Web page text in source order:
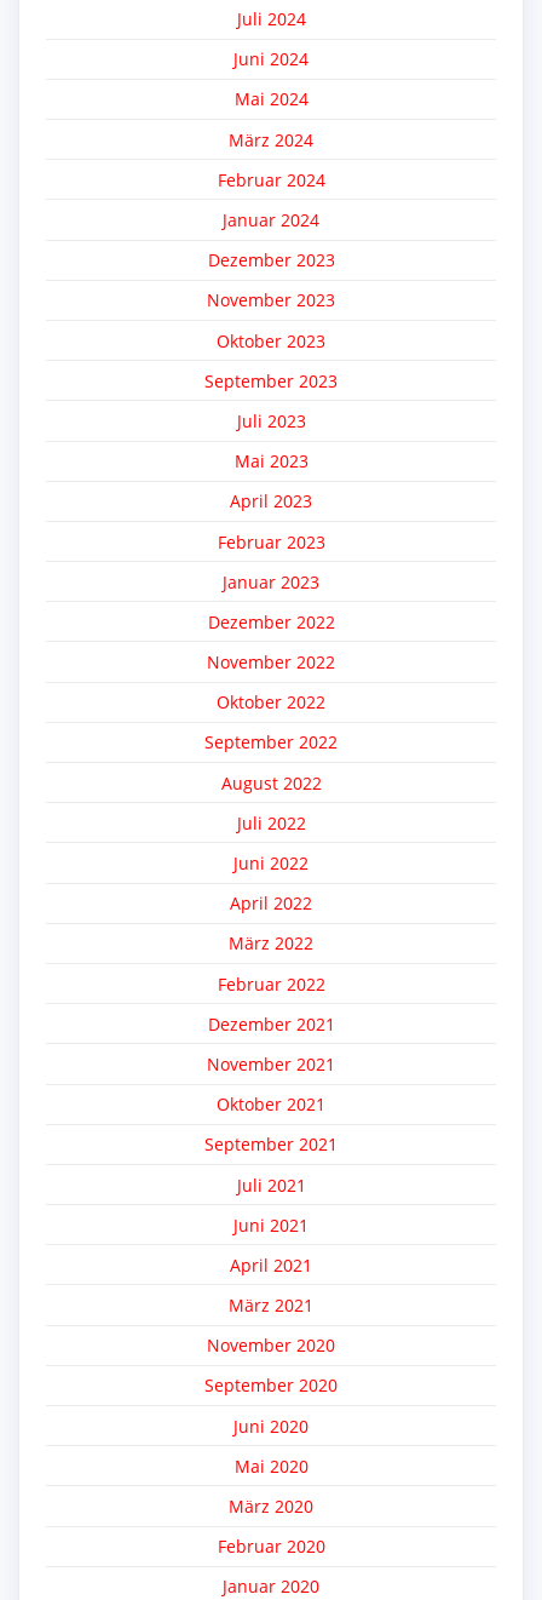
Juli 2024
Juni 2024
Mai 2024
März 2024
Februar 2024
Januar 2024
Dezember 2023
November 2023
Oktober 2023
September 2023
Juli 2023
Mai 2023
April 2023
Februar 2023
Januar 2023
Dezember 2022
November 2022
Oktober 2022
September 2022
August 2022
Juli 2022
Juni 2022
April 2022
März 2022
Februar 2022
Dezember 2021
November 2021
Oktober 2021
September 2021
Juli 2021
Juni 2021
April 2021
März 2021
November 2020
September 2020
Juni 2020
Mai 2020
März 2020
Februar 2020
Januar 2020